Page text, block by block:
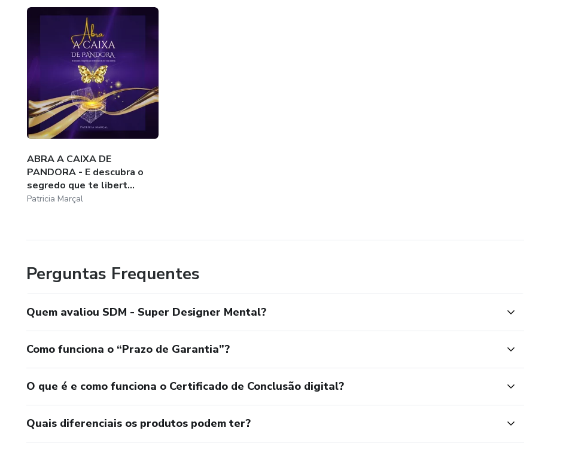
ABRA A CAIXA DE
PANDORA - E descubra o
segredo que te libert...
Patricia Marçal
Perguntas Frequentes
Quem avaliou SDM - Super Designer Mental?
Como funciona o “Prazo de Garantia”?
O que é e como funciona o Certificado de Conclusão digital?
Quais diferenciais os produtos podem ter?